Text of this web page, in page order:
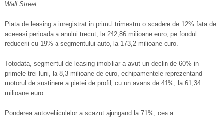
Wall Street
Piata de leasing a inregistrat in primul trimestru o scadere de 12% fata de
aceeasi perioada a anului trecut, la 242,86 milioane euro, pe fondul
reducerii cu 19% a segmentului auto, la 173,2 milioane euro.
Totodata, segmentul de leasing imobiliar a avut un declin de 60% in
primele trei luni, la 8,3 milioane de euro, echipamentele reprezentand
motorul de sustinere a pietei de profil, cu un avans de 41%, la 61,34
milioane euro.
Ponderea autovehiculelor a scazut ajungand la 71%, cea a